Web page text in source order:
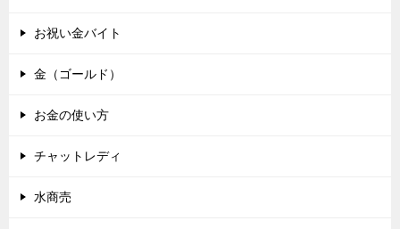
お祝い金バイト
金（ゴールド）
お金の使い方
チャットレディ
水商売